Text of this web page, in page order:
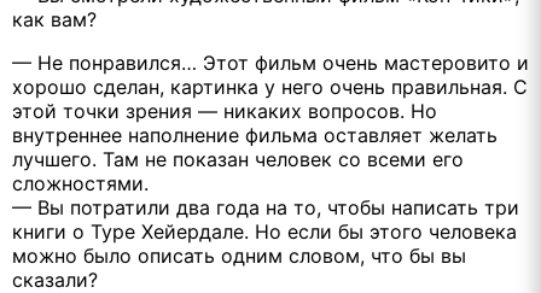
как вам?
— Не понравился… Этот фильм очень мастеровито и
хорошо сделан, картинка у него очень правильная. С
этой точки зрения — никаких вопросов. Но
внутреннее наполнение фильма оставляет желать
лучшего. Там не показан человек со всеми его
сложностями.
— Вы потратили два года на то, чтобы написать три
книги о Туре Хейердале. Но если бы этого человека
можно было описать одним словом, что бы вы
сказали?